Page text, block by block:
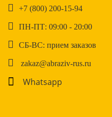
+7 (800) 200-15-94
ПН-ПТ: 09:00 - 20:00
СБ-ВС: прием заказов
zakaz@abraziv-rus.ru
Whatsapp